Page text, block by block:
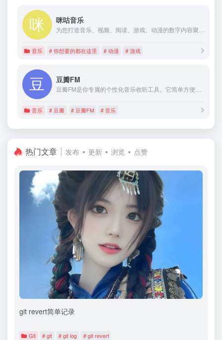
咪咕音乐
为您打造音乐、视频、阅读、游戏、动漫的数字内容聚合平台 给您全新的娱乐体验
音乐 # 你想要的都在这里 # 动漫 # 游戏
豆瓣FM
豆瓣FM是你专属的个性化音乐收听工具。它简单方便，打开就能收听。在收听过程中，你可以用“红心”、“垃圾桶”或者“跳过” 告诉豆瓣FM你的喜好。豆瓣FM将根据你的操作和反馈，从海量曲库中自动发现并播出符合你音乐口味的歌曲。
音乐 # 豆瓣 # 豆瓣FM # 音乐
热门文章 发布 更新 浏览 点赞
git revert简单记录
Git # git # git log # git revert